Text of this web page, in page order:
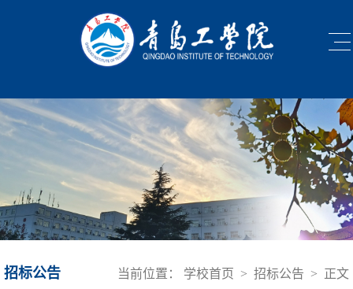
当前位置： 学校首页 > 招标公告 > 正文
招标公告